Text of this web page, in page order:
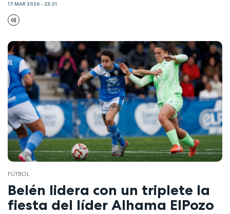
17 MAR 2026 - 23:21
FÚTBOL
Belén lidera con un triplete la
fiesta del líder Alhama ElPozo